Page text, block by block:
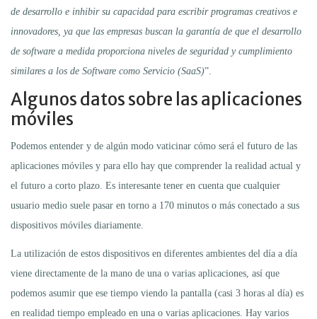
de desarrollo e inhibir su capacidad para escribir programas creativos e
innovadores, ya que las empresas buscan la garantía de que el desarrollo
de software a medida proporciona niveles de seguridad y cumplimiento
similares a los de Software como Servicio (SaaS)”.
Algunos datos sobre las aplicaciones
móviles
Podemos entender y de algún modo vaticinar cómo será el futuro de las
aplicaciones móviles y para ello hay que comprender la realidad actual y
el futuro a corto plazo. Es interesante tener en cuenta que cualquier
usuario medio suele pasar en torno a 170 minutos o más conectado a sus
dispositivos móviles diariamente.
La utilización de estos dispositivos en diferentes ambientes del día a día
viene directamente de la mano de una o varias aplicaciones, así que
podemos asumir que ese tiempo viendo la pantalla (casi 3 horas al día) es
en realidad tiempo empleado en una o varias aplicaciones. Hay varios